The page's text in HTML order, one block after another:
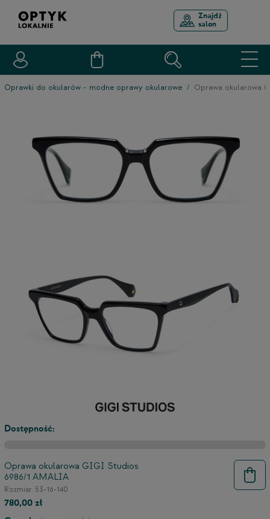
Znajdź
salon
Oprawki do okularów - modne oprawy okularowe Oprawa okularowa
Dostępność:
Oprawa okularowa GIGI Studios
6986/1 AMALIA
Rozmiar: 53-16-140
780,00 zł